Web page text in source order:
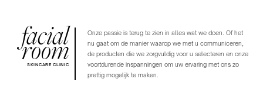
facial
room
SKINCARE CLINIC
Onze passie is terug te zien in alles wat we doen. Of het
nu gaat om de manier waarop we met u communiceren,
de producten die we zorgvuldig voor u selecteren en onze
voortdurende inspanningen om uw ervaring met ons zo
prettig mogelijk te maken.